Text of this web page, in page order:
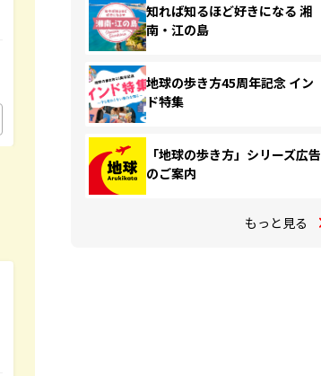
知れば知るほど好きになる 湘
南・江の島
地球の歩き方45周年記念 イン
ド特集
「地球の歩き方」シリーズ広告
のご案内
もっと見る